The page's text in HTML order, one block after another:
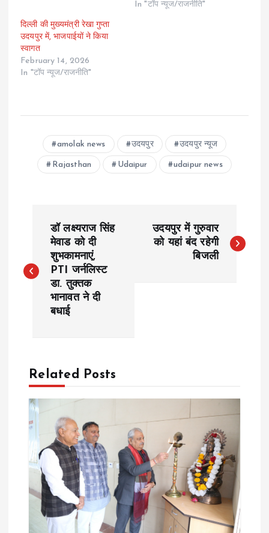
In "टॉप न्यूज/राजनीति"
दिल्ली की मुख्यमंत्री रेखा गुप्ता
उदयपुर में, भाजपाईयों ने किया
स्वागत
February 14, 2026
In "टॉप न्यूज/राजनीति"
amolak news उदयपुर उदयपुर न्यूज
Rajasthan Udaipur udaipur news
s
a
v
g
a
डॉ लक्ष्यराज सिंह
मेवाड को दी
शुभकामनाएं,
PTI जर्नलिस्ट
डा. तुक्तक
भानावत ने दी
बधाई
उदयपुर में गुरुवार
को यहां ​बंद रहेगी
बिजली
Related Posts